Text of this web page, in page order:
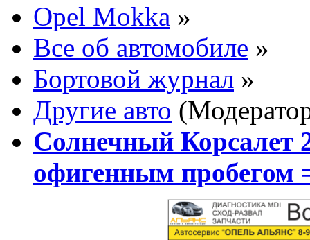
Opel Mokka »
Все об автомобиле »
Бортовой журнал »
Другие авто
Солнечный Корсалет
офигенным пробегом